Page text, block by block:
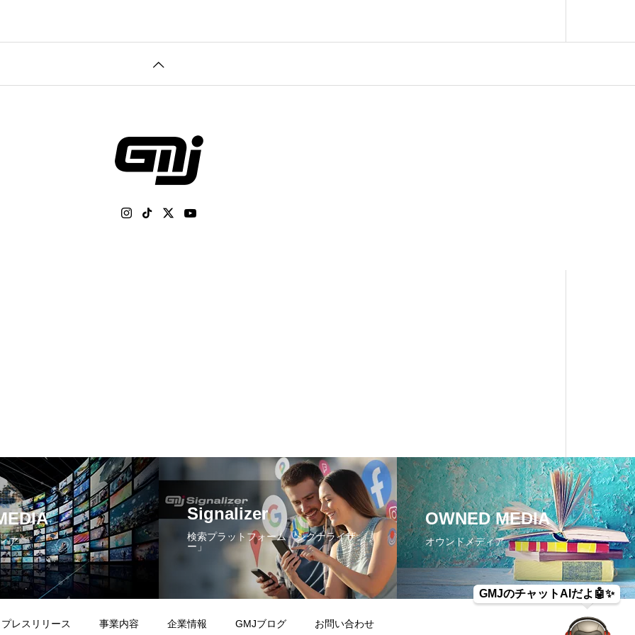
ア
Signalizer
検索プラットフォーム「シグナライザ
ー」
OWNED MEDIA
オウンドメディア
プレスリリース 事業内容 企業情報 GMJブログ お問い合わせ
GMJのチャットAIだよ🤖✨️